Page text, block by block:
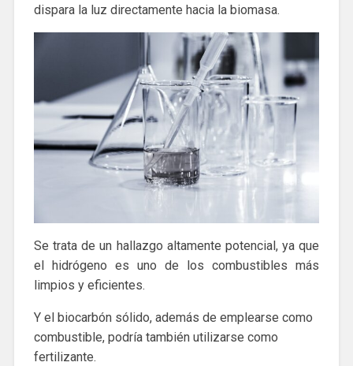
dispara la luz directamente hacia la biomasa.
Se trata de un hallazgo altamente potencial, ya que
el hidrógeno es uno de los combustibles más
limpios y eficientes.
Y el biocarbón sólido, además de emplearse como
combustible, podría también utilizarse como
fertilizante.